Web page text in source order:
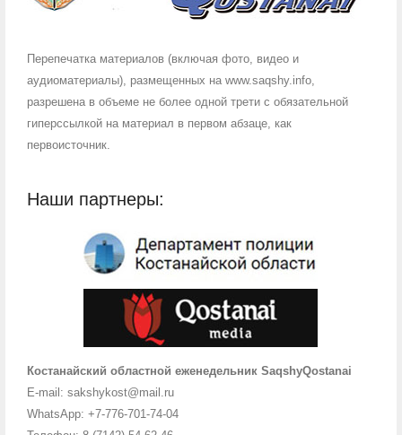
Перепечатка материалов (включая фото, видео и
аудиоматериалы), размещенных на www.saqshy.info,
разрешена в объеме не более одной трети с обязательной
гиперссылкой на материал в первом абзаце, как
первоисточник.
Наши партнеры:
Костанайский областной еженедельник SaqshyQostanai
E-mail: sakshykost@mail.ru
WhatsApp: +7-776-701-74-04